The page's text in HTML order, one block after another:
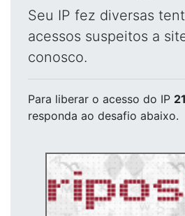
Seu IP fez diversas
acessos suspeitos a
conosco.
Para liberar o acesso do IP
responda ao desafio abaixo.